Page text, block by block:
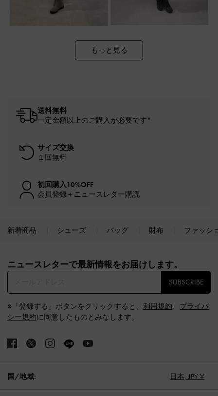
もっと見る
送料無料
一定金額以上のご購入が必要です*
サイズ交換
１回無料
初回購入10%OFF
会員登録＋ニュースレター購読
新着商品 シューズ バッグ 財布 ファッシ
ニュースレターで最新情報をお届けします。​
SUBSCRIBE
※「登録する」ボタンをクリックすると、 利用規約、 プライバ
シー規約に同意したものとみなします。
国/地域: 日本, JPY ¥